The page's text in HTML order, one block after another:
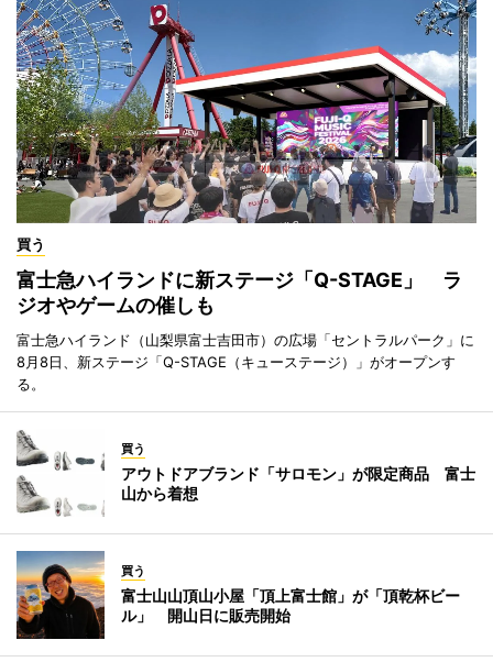
買う
富士急ハイランドに新ステージ「Q-STAGE」 ラ
ジオやゲームの催しも
富士急ハイランド（山梨県富士吉田市）の広場「セントラルパーク」に
8月8日、新ステージ「Q-STAGE（キューステージ）」がオープンす
る。
買う
アウトドアブランド「サロモン」が限定商品 富士
山から着想
買う
富士山山頂山小屋「頂上富士館」が「頂乾杯ビー
ル」 開山日に販売開始